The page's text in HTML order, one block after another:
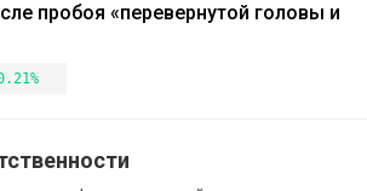
пробоя «перевернутой головы и